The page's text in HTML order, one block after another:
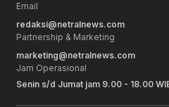
Email
redaksi@netralnews.com
Partnership & Marketing
marketing@netralnews.com
Jam Operasional
Senin s/d Jumat jam 9.00 - 18.00